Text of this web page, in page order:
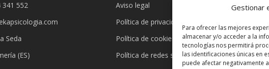
Gestionar
Para ofrecer las mejores
almacenar y/o acceder a la
tecnologías nos permitirá
las identificaciones únicas en
puede afectar negativamente
341 552
Seda
(ES)
Aviso legal
Política de privacidad
Política de cookies
Política de redes sociales